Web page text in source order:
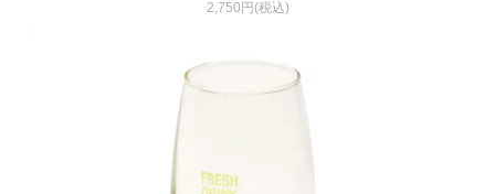
2,750円(税込)